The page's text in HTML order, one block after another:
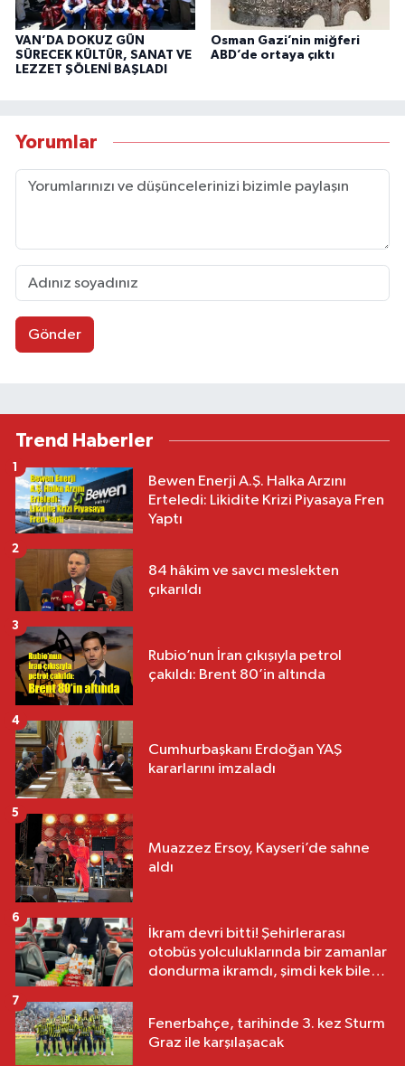
VAN’DA DOKUZ GÜN
SÜRECEK KÜLTÜR, SANAT VE
LEZZET ŞÖLENİ BAŞLADI
Osman Gazi’nin miğferi
ABD’de ortaya çıktı
Yorumlar
Gönder
Trend Haberler
Bewen Enerji A.Ş. Halka Arzını
Erteledi: Likidite Krizi Piyasaya Fren
Yaptı
1
84 hâkim ve savcı meslekten
çıkarıldı
2
Rubio’nun İran çıkışıyla petrol
çakıldı: Brent 80’in altında
3
Cumhurbaşkanı Erdoğan YAŞ
kararlarını imzaladı
4
Muazzez Ersoy, Kayseri’de sahne
aldı
5
İkram devri bitti! Şehirlerarası
otobüs yolculuklarında bir zamanlar
dondurma ikramdı, şimdi kek bile
6
Fenerbahçe, tarihinde 3. kez Sturm
Graz ile karşılaşacak
7